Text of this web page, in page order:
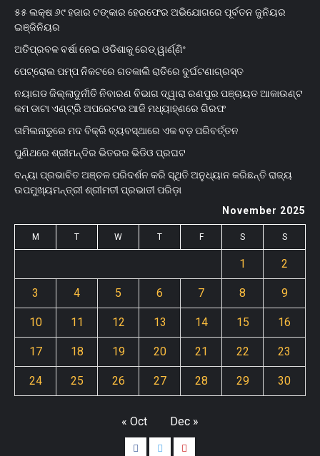
୫୫ ଲକ୍ଷ ୬୯ ହଜାର ଟଙ୍କାର ହେରଫେର ଅଭିଯୋଗରେ ପୂର୍ବତନ ଜୁନିୟର
ଇଞ୍ଜିନିୟର
ଅତିପ୍ରବଳ ବର୍ଷା ନେଇ ଓଡିଶାକୁ ରେଡ୍ ୱାର୍ଣ୍ଣିଂ
ପେଟ୍ରୋଲ ପମ୍ପ ନିକଟରେ ଗତକାଲି ରାତିରେ ଦୁର୍ଘଟଣାଗ୍ରସ୍ତ
ନୟାଗଡ ଜିଲ୍ଲାଦୁର୍ନୀତି ନିବାରଣ ବିଭାଗ ଦ୍ୱାରା ରଣପୁର ପଞ୍ଚାୟତ ଆକାଉଣ୍ଟ
କମ ଡାଟା ଏଣ୍ଟ୍ରି ଅପରେଟର ଆଜି ମଧ୍ୟାହ୍‌ଣରେ ଗିରଫ
ତାମିଲନାଡୁରେ ମଦ ବିକ୍ରି ବ୍ୟବସ୍ଥାରେ ଏକ ବଡ଼ ପରିବର୍ତ୍ତନ
ପୁଣିଥରେ ଶ୍ରୀମନ୍ଦିର ଭିତରର ଭିଡିଓ ପ୍ରଘଟ
ବନ୍ୟା ପ୍ରଭାବିତ ଅଞ୍ଚଳ ପରିଦର୍ଶନ କରି ସ୍ଥିତି ଅନୁଧ୍ୟାନ କରିଛନ୍ତି ରାଜ୍ୟ
ଉପମୁଖ୍ୟମନ୍ତ୍ରୀ ଶ୍ରୀମତୀ ପ୍ରଭାତୀ ପରିଡ଼ା
November 2025
M T W T F S S
1 2
3 4 5 6 7 8 9
10 11 12 13 14 15 16
17 18 19 20 21 22 23
24 25 26 27 28 29 30
« Oct Dec »